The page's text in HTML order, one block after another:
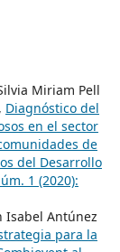
Miriam Pell
Diagnóstico del
en el sector
de
del Desarrollo
1 (2020):
Isabel Antúnez
para la